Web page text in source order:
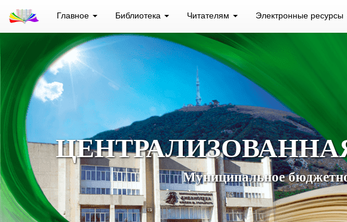
Главное Библиотека Читателям Электронные ресурсы
Муниципальное